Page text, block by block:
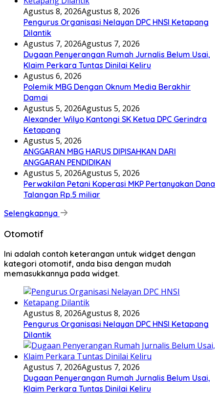
Agustus 8, 2026Agustus 8, 2026
Pengurus Organisasi Nelayan DPC HNSI Ketapang
Dilantik
Agustus 7, 2026Agustus 7, 2026
Dugaan Penyerangan Rumah Jurnalis Belum Usai,
Klaim Perkara Tuntas Dinilai Keliru
Agustus 6, 2026
Polemik MBG Dengan Oknum Media Berakhir
Damai
Agustus 5, 2026Agustus 5, 2026
Alexander Wilyo Kantongi SK Ketua DPC Gerindra
Ketapang
Agustus 5, 2026
ANGGARAN MBG HARUS DIPISAHKAN DARI
ANGGARAN PENDIDIKAN
Agustus 5, 2026Agustus 5, 2026
Perwakilan Petani Koperasi MKP Pertanyakan Dana
Talangan Rp.5 miliar
Selengkapnya
Otomotif
Ini adalah contoh keterangan untuk widget dengan
kategori otomotif, anda bisa dengan mudah
memasukkannya pada widget.
Agustus 8, 2026Agustus 8, 2026
Pengurus Organisasi Nelayan DPC HNSI Ketapang
Dilantik
Agustus 7, 2026Agustus 7, 2026
Dugaan Penyerangan Rumah Jurnalis Belum Usai,
Klaim Perkara Tuntas Dinilai Keliru